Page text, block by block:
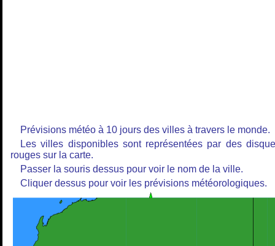
Prévisions météo à 10 jours des villes à travers le monde.
Les villes disponibles sont représentées par des
rouges sur la carte.
Passer la souris dessus pour voir le nom de la ville.
Cliquer dessus pour voir les prévisions météorologiques.